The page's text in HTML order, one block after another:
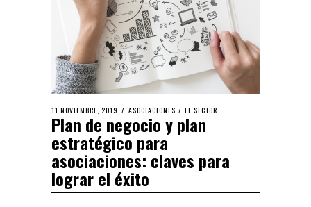
11 NOVIEMBRE, 2019 ASOCIACIONES / EL SECTOR
Plan de negocio y plan
estratégico para
asociaciones: claves para
lograr el éxito